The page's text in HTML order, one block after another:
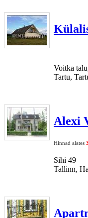
Voitka
Tartu,
Alexi
Hinnad alates
Sihi 49
Tallinn,